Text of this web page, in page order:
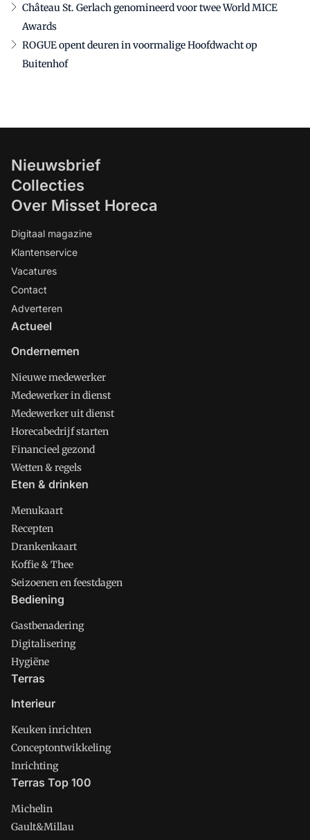
Château St. Gerlach genomineerd voor twee World MICE
Awards
ROGUE opent deuren in voormalige Hoofdwacht op
Buitenhof
Nieuwsbrief
Collecties
Over Misset Horeca
Digitaal magazine
Klantenservice
Vacatures
Contact
Adverteren
Actueel
Ondernemen
Nieuwe medewerker
Medewerker in dienst
Medewerker uit dienst
Horecabedrijf starten
Financieel gezond
Wetten & regels
Eten & drinken
Menukaart
Recepten
Drankenkaart
Koffie & Thee
Seizoenen en feestdagen
Bediening
Gastbenadering
Digitalisering
Hygiëne
Terras
Interieur
Keuken inrichten
Conceptontwikkeling
Inrichting
Terras Top 100
Michelin
Gault&Millau